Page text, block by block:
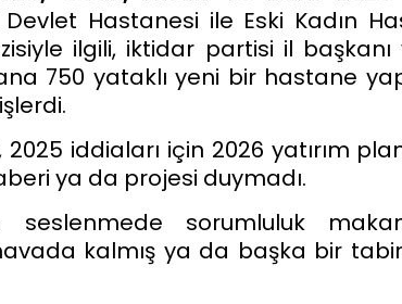
Hastanesi ile Eski Kadın
ilgili, iktidar partisi il
750 yataklı yeni bir hastane
iddiaları için 2026 yatırım
ya da projesi duymadı.
sorumluluk
kalmış ya da başka bir